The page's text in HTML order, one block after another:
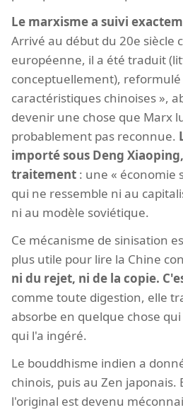
Le marxisme a suivi
Arrivé au début du 20e siècle
européenne, il a été traduit
conceptuellement), reformulé
caractéristiques chinoises »,
devenir une chose que Marx
probablement pas reconnue.
importé sous Deng
traitement : une « économie
qui ne ressemble ni au
ni au modèle soviétique.
Ce mécanisme de sinisation
plus utile pour lire la Chine
ni du rejet, ni de la copie.
comme toute digestion, elle
absorbe en quelque chose
qui l'a ingéré.
Le bouddhisme indien a
chinois, puis au Zen japonais.
l'original est devenu